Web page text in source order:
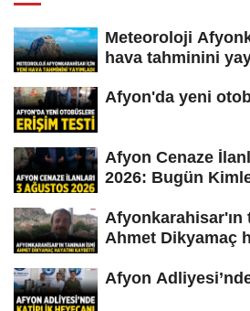
Meteoroloji
hava tahminini
Afyon'da yeni
Afyon Cenaze
2026: Bugün
Afyonkarahisar'ın
Ahmet Dikyamaç
Afyon